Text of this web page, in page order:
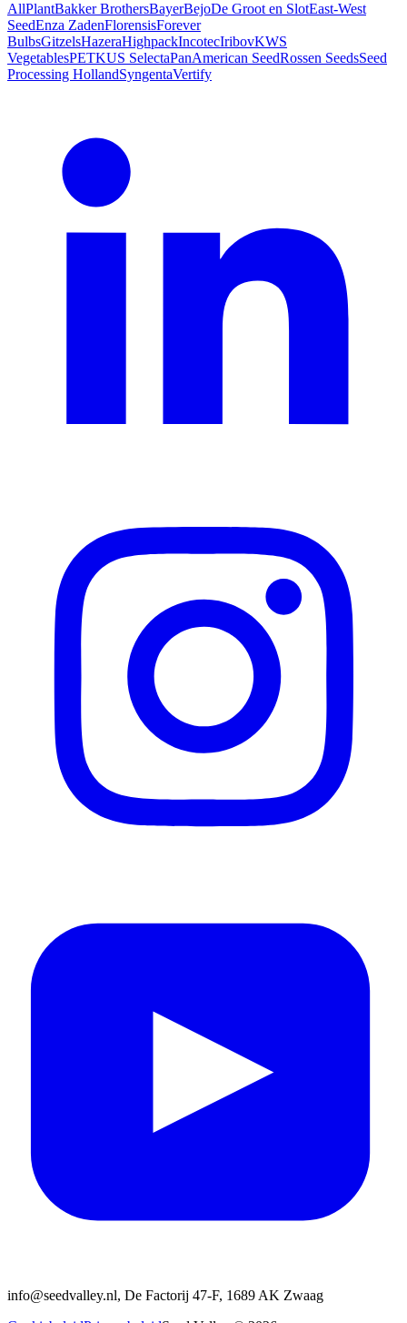
AllPlantBakker BrothersBayerBejoDe Groot en SlotEast-West
SeedEnza ZadenFlorensisForever
BulbsGitzelsHazeraHighpackIncotecIribovKWS
VegetablesPETKUS SelectaPanAmerican SeedRossen SeedsSeed
Processing HollandSyngentaVertify
info@seedvalley.nl, De Factorij 47-F, 1689 AK Zwaag